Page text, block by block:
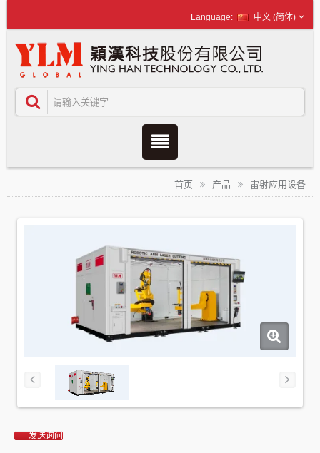
中文 (简体)
首页 产品 雷射应用设备
发送询问